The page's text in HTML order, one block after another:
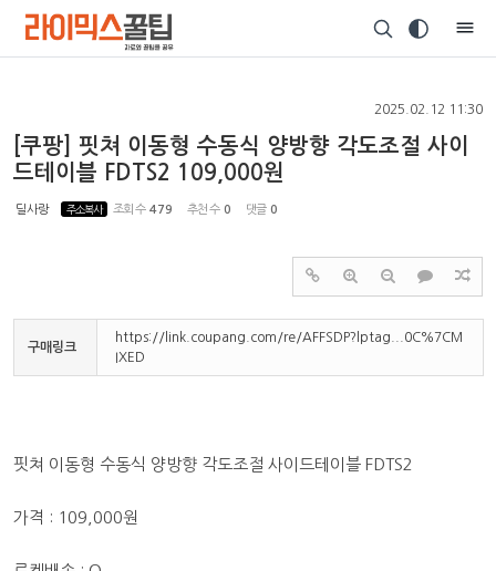
2025.02.12 11:30
[쿠팡] 핏쳐 이동형 수동식 양방향 각도조절 사이
드테이블 FDTS2 109,000원
딜사랑 주소복사 조회 수 479 추천 수 0 댓글 0
구매링크
https://link.coupang.com/re/AFFSDP?lptag...0C%7CM
IXED
핏쳐 이동형 수동식 양방향 각도조절 사이드테이블 FDTS2
가격 : 109,000원
Sketchbook5, 스케치북5
Sketchbook5, 스케치북5